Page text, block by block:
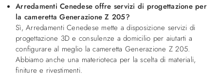
Arredamenti Cenedese offre servizi di progettazione per
la cameretta Generazione Z 205?
Sì, Arredamenti Cenedese mette a disposizione servizi di
progettazione 3D e consulenze a domicilio per aiutarti a
configurare al meglio la cameretta Generazione Z 205.
Abbiamo anche una materioteca per la scelta di materiali,
finiture e rivestimenti.